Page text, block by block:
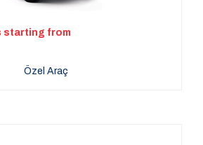
starting from
Özel Araç